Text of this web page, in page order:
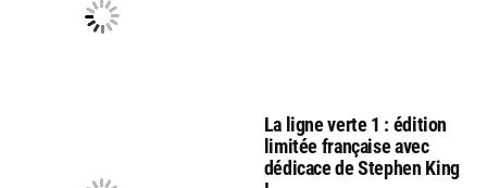
La ligne verte 1 : édition
limitée française avec
dédicace de Stephen King